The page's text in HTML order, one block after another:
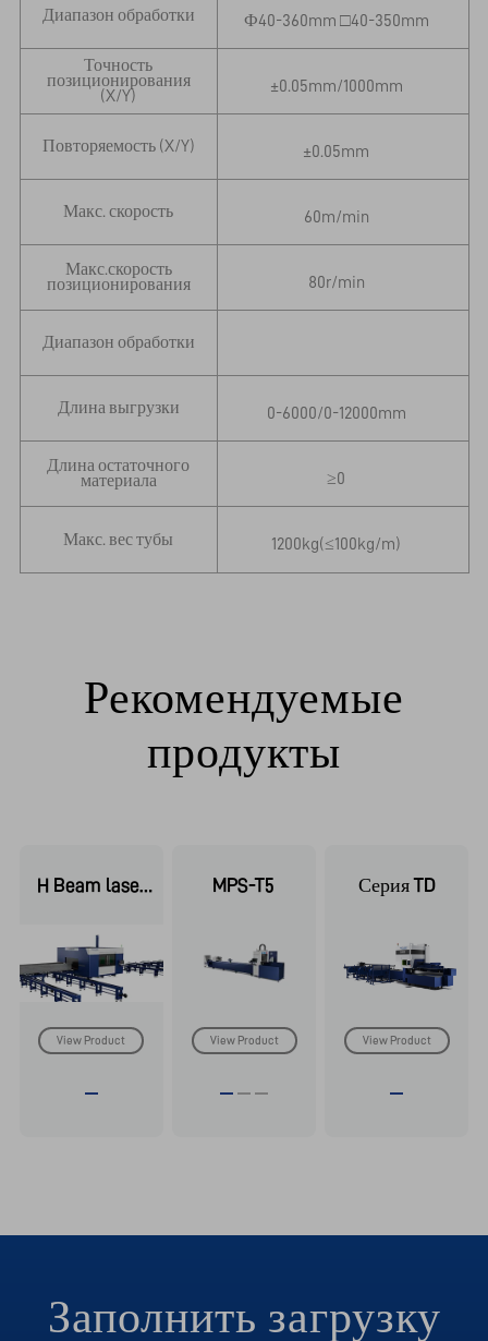
Диапазон обработки
Точность
позиционирования
(X/Y)
Повторяемость (X/Y)
Макс. скорость
Макс.скорость
позиционирования
Диапазон обработки
Длина выгрузки
Длина остаточного
материала
Макс. вес тубы
Ф40-360mm □40-350mm
±0.05mm/1000mm
±0.05mm
60m/min
80r/min
0-6000/0-12000mm
≥0
1200kg(≤100kg/m)
Рекомендуемые
продукты
H Beam laser
View Product
MPS-T5
View Product
Серия TD
View Product
Заполнить загрузку